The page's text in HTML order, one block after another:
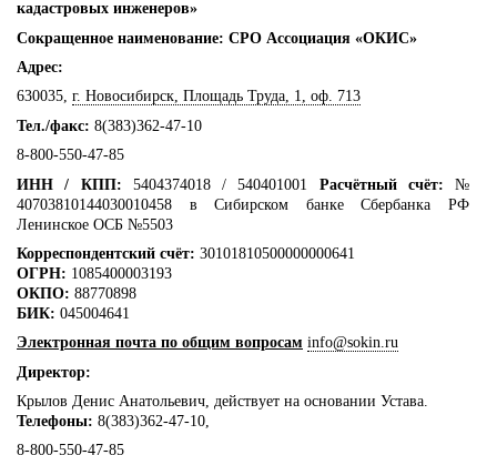
кадастровых инженеров»
Сокращенное наименование: СРО Ассоциация «ОКИС»
Адрес:
630035, г. Новосибирск, Площадь Труда, 1, оф. 713
Тел./факс: 8(383)362-47-10
8-800-550-47-85
ИНН / КПП: 5404374018 / 540401001 Расчётный счёт: №
40703810144030010458 в Сибирском банке Сбербанка РФ
Ленинское ОСБ №5503
Корреспондентский счёт: 30101810500000000641
ОГРН: 1085400003193
ОКПО: 88770898
БИК: 045004641
Электронная почта по общим вопросам info@sokin.ru
Директор:
Крылов Денис Анатольевич, действует на основании Устава.
Телефоны: 8(383)362-47-10,
8-800-550-47-85